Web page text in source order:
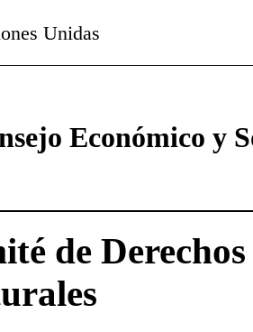
Unidas
Económico y
de